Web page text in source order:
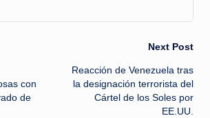
con
de
Next Post
Reacción de Venezuela tras
la designación terrorista del
Cártel de los Soles por
EE.UU.